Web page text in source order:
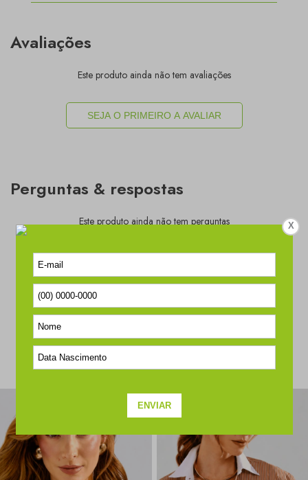
Avaliações
Este produto ainda não tem avaliações
SEJA O PRIMEIRO A AVALIAR
Perguntas & respostas
Este produto ainda não tem perguntas
COMPLETE O SEU LOOK
X